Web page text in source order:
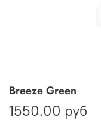
Breeze Green
1550.00 руб